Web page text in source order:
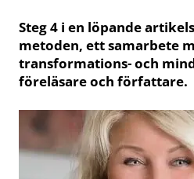
Steg 4 i en löpande
metoden, ett samarbete
transformations- och
föreläsare och författare.